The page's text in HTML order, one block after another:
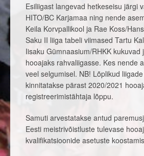
Esiliigast langevad hetkeseisu järgi
HITO/BC Karjamaa ning nende
Keila Korvpallikool ja Rae Koss/
Saku II liiga tabeli viimased Tartu
Iisaku Gümnaasium/RHKK kukuvad
hooajaks rahvaliigasse. Kes nende
veel selgumisel. NB! Lõplikud
kinnitatakse pärast 2020/2021
registreerimistähtaja lõppu.
Samuti arvestatakse antud
Eesti meistrivõistluste tulevase
kvalifikatsioonide asetuste